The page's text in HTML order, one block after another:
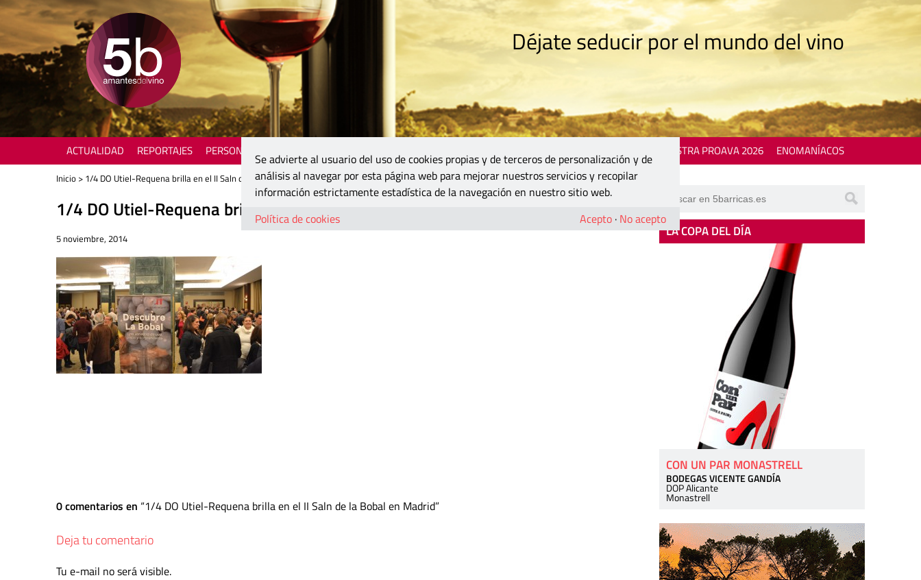
Déjate seducir por el mundo del vino
ACTUALIDAD REPORTAJES PERSONAJES MOSTRA PROAVA 2026 ENOMANÍACOS
Inicio > 1/4 DO Utiel-Requena brilla en el II Saln de la Bobal en Madrid
1/4 DO Utiel-Requena brilla en el II Saln de la Bobal en Madrid
5 noviembre, 2014
0 comentarios en 1/4 DO Utiel-Requena brilla en el II Saln de la Bobal en Madrid
Deja tu comentario
Tu e-mail no será visible.
LA COPA DEL DÍA
CON UN PAR MONASTRELL
BODEGAS VICENTE GANDÍA
DOP Alicante
Monastrell
Se advierte al usuario del uso de cookies propias y de terceros de personalización y de
análisis al navegar por esta página web para mejorar nuestros servicios y recopilar
información estrictamente estadística de la navegación en nuestro sitio web.
Política de cookies
Acepto · No acepto